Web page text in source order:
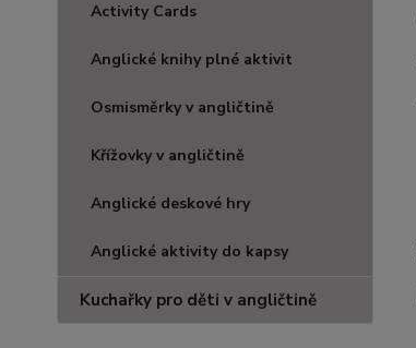
Activity Cards
Anglické knihy plné aktivit
Osmisměrky v angličtině
Křížovky v angličtině
Anglické deskové hry
Anglické aktivity do kapsy
Kuchařky pro děti v angličtině